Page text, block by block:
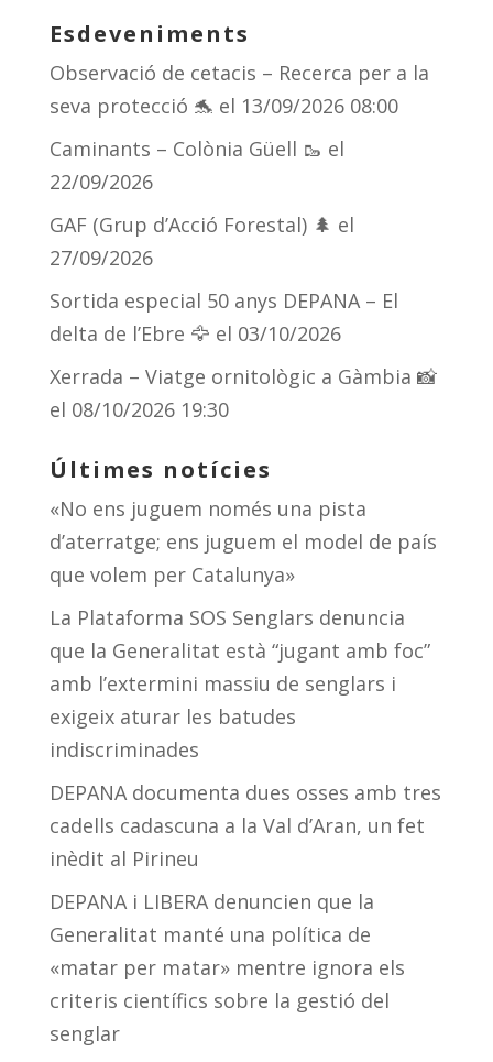
Esdeveniments
Observació de cetacis – Recerca per a la
seva protecció 🐬 el 13/09/2026 08:00
Caminants – Colònia Güell 🥾 el
22/09/2026
GAF (Grup d’Acció Forestal) 🌲 el
27/09/2026
Sortida especial 50 anys DEPANA – El
delta de l’Ebre 🦅 el 03/10/2026
Xerrada – Viatge ornitològic a Gàmbia 📸
el 08/10/2026 19:30
Últimes notícies
«No ens juguem només una pista
d’aterratge; ens juguem el model de país
que volem per Catalunya»
La Plataforma SOS Senglars denuncia
que la Generalitat està “jugant amb foc”
amb l’extermini massiu de senglars i
exigeix aturar les batudes
indiscriminades
DEPANA documenta dues osses amb tres
cadells cadascuna a la Val d’Aran, un fet
inèdit al Pirineu
DEPANA i LIBERA denuncien que la
Generalitat manté una política de
«matar per matar» mentre ignora els
criteris científics sobre la gestió del
senglar